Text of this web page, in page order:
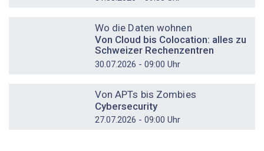
Wo die Daten wohnen
Von Cloud bis Colocation: alles zu
Schweizer Rechenzentren
30.07.2026 - 09:00 Uhr
Von APTs bis Zombies
Cybersecurity
27.07.2026 - 09:00 Uhr